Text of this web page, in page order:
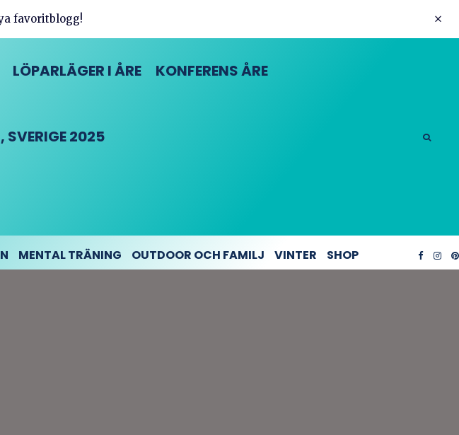
favoritblogg!
LÖPARLÄGER I ÅRE KONFERENS ÅRE
SVERIGE 2025
MENTAL TRÄNING OUTDOOR OCH FAMILJ VINTER SHOP